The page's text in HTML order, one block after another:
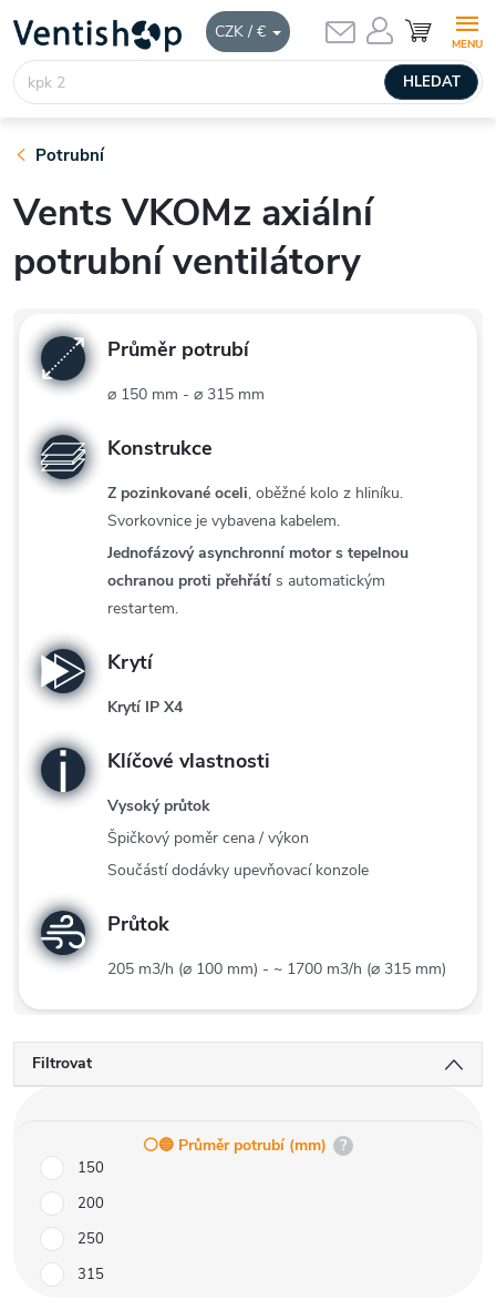
CZK / €
obsah
HLEDAT
NÁKUPNÍ
KOŠÍK
Potrubní
Vents VKOMz axiální
potrubní ventilátory
Průměr potrubí
⌀ 150 mm - ⌀ 315 mm
Konstrukce
Z pozinkované oceli, oběžné kolo z hliníku.
Svorkovnice je vybavena kabelem.
Jednofázový asynchronní motor s tepelnou
ochranou proti přehřátí s automatickým
restartem.
Krytí
Krytí IP X4
Klíčové vlastnosti
Vysoký průtok
Špičkový poměr cena / výkon
Součástí dodávky upevňovací konzole
Průtok
205 m3/h (⌀ 100 mm) - ~ 1700 m3/h (⌀ 315 mm)
Filtrovat
⚪️🔵 Průměr potrubí (mm) ?
150
200
250
315